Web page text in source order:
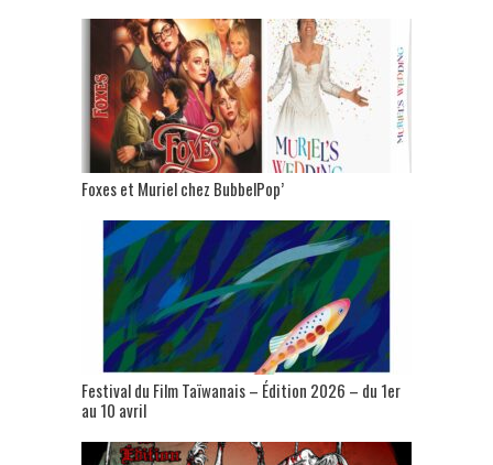
Foxes et Muriel chez BubbelPop’
Festival du Film Taïwanais – Édition 2026 – du 1er
au 10 avril